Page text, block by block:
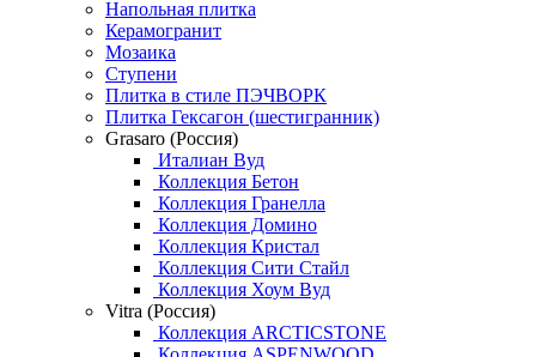
Напольная плитка
Керамогранит
Мозаика
Ступени
Плитка в стиле ПЭЧВОРК
Плитка Гексагон (шестигранник)
Grasaro (Россия)
Италиан Вуд
Коллекция Бетон
Коллекция Гранелла
Коллекция Домино
Коллекция Кристал
Коллекция Сити Стайл
Коллекция Хоум Вуд
Vitra (Россия)
Коллекция ARCTICSTONE